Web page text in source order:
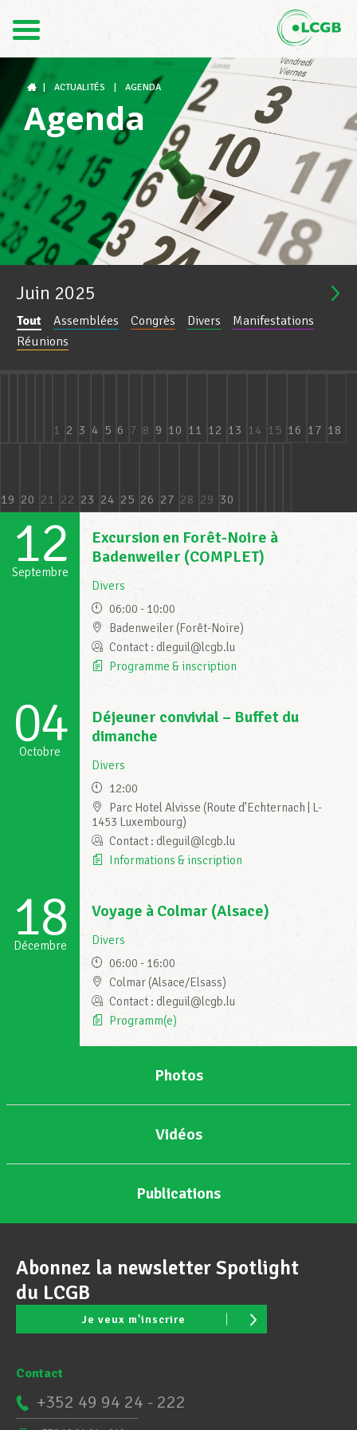
DE
Le LCGB
Structures syndicales
Assistance au Travail
Vos droits
Devenir Membre
Actualités
ACTUALITÉS AGENDA
Agenda
Juin 2025
Tout Assemblées Congrès Divers
Manifestations
Réunions
1 2 3 4 5 6 7 8 9 10 11 12 13 14 15 16 17 18
19 20 21 22 23 24 25 26 27 28 29 30
12
Septembre
Excursion en Forêt-Noire à
Badenweiler (COMPLET)
Divers
06:00 - 10:00
Badenweiler (Forêt-Noire)
Contact : dleguil@lcgb.lu
Programme & inscription
04
Octobre
Déjeuner convivial – Buffet du
dimanche
Divers
12:00
Parc Hotel Alvisse (Route d’Echternach | L-
1453 Luxembourg)
Contact : dleguil@lcgb.lu
Informations & inscription
18
Décembre
Voyage à Colmar (Alsace)
Divers
06:00 - 16:00
Colmar (Alsace/Elsass)
Contact : dleguil@lcgb.lu
Programm(e)
Photos
Vidéos
Publications
Abonnez la newsletter Spotlight
du LCGB
Je veux m'inscrire
Contact
+352 49 94 24 - 222